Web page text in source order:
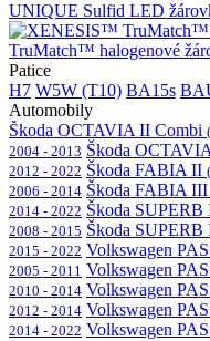
UNIQUE Sulfid LED
TruMatch™ halogenové
Patice
H7 W5W (T10) BA15s
Automobily
Škoda OCTAVIA II Combi
2004 - 2013 Škoda
2012 - 2022 Škoda FABIA II
2006 - 2014 Škoda FABIA III
2014 - 2022 Škoda SUPERB
2008 - 2015 Škoda SUPERB
2015 - 2022 Volkswagen
2005 - 2011 Volkswagen
2010 - 2014 Volkswagen
2012 - 2014 Volkswagen
2014 - 2022 Volkswagen